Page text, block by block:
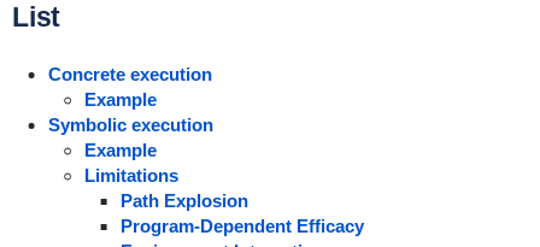
List
Concrete execution
Example
Symbolic execution
Example
Limitations
Path Explosion
Program-Dependent Efficacy